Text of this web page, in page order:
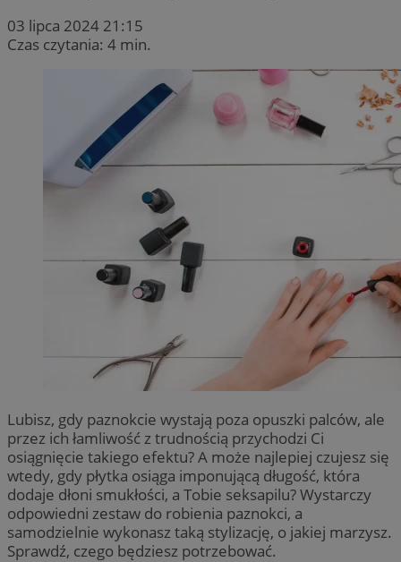
03 lipca 2024 21:15
Czas czytania: 4 min.
Lubisz, gdy paznokcie wystają poza opuszki palców, ale
przez ich łamliwość z trudnością przychodzi Ci
osiągnięcie takiego efektu? A może najlepiej czujesz się
wtedy, gdy płytka osiąga imponującą długość, która
dodaje dłoni smukłości, a Tobie seksapilu? Wystarczy
odpowiedni zestaw do robienia paznokci, a
samodzielnie wykonasz taką stylizację, o jakiej marzysz.
Sprawdź, czego będziesz potrzebować.